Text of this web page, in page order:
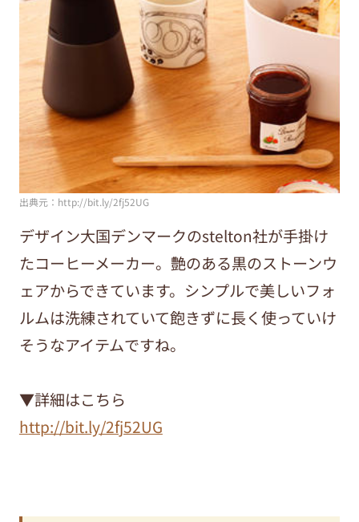
出典元：http://bit.ly/2fj52UG
デザイン大国デンマークのstelton社が手掛け
たコーヒーメーカー。艶のある黒のストーンウ
ェアからできています。シンプルで美しいフォ
ルムは洗練されていて飽きずに長く使っていけ
そうなアイテムですね。
▼詳細はこちら
http://bit.ly/2fj52UG